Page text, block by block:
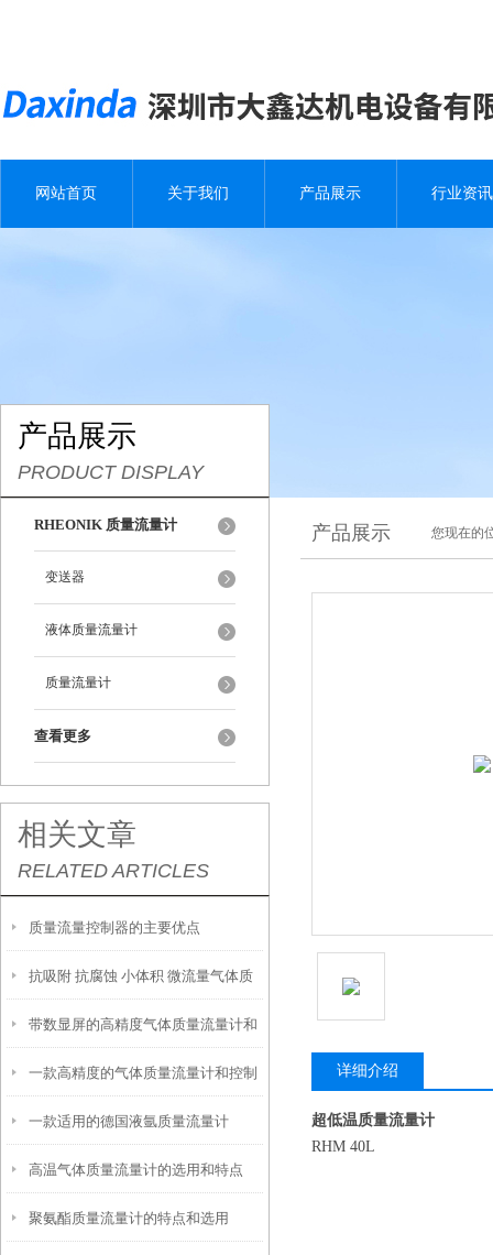
网站首页 关于我们 产品展示 行业资讯
产品展示
PRODUCT DISPLAY
RHEONIK 质量流量计
变送器
液体质量流量计
质量流量计
查看更多
相关文章
RELATED ARTICLES
质量流量控制器的主要优点
抗吸附 抗腐蚀 小体积 微流量气体质
量流量计
带数显屏的高精度气体质量流量计和
控制器
一款高精度的气体质量流量计和控制
器
一款适用的德国液氩质量流量计
高温气体质量流量计的选用和特点
聚氨酯质量流量计的特点和选用
产品展示 您现在的
详细介绍
超低温质量流量计
RHM 40L